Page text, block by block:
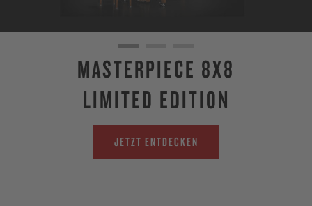
MASTERPIECE 8X8
LIMITED EDITION
JETZT ENTDECKEN